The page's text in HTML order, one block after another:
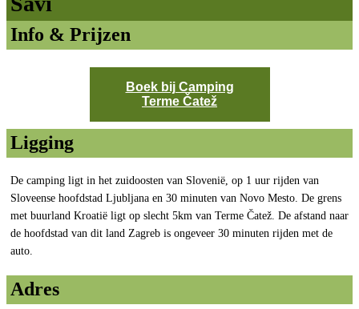
Info & Prijzen
Boek bij Camping
Terme Čatež
Ligging
De camping ligt in het zuidoosten van Slovenië, op 1 uur rijden van
Sloveense hoofdstad Ljubljana en 30 minuten van Novo Mesto. De grens
met buurland Kroatië ligt op slecht 5km van Terme Čatež. De afstand naar
de hoofdstad van dit land Zagreb is ongeveer 30 minuten rijden met de
auto.
Adres